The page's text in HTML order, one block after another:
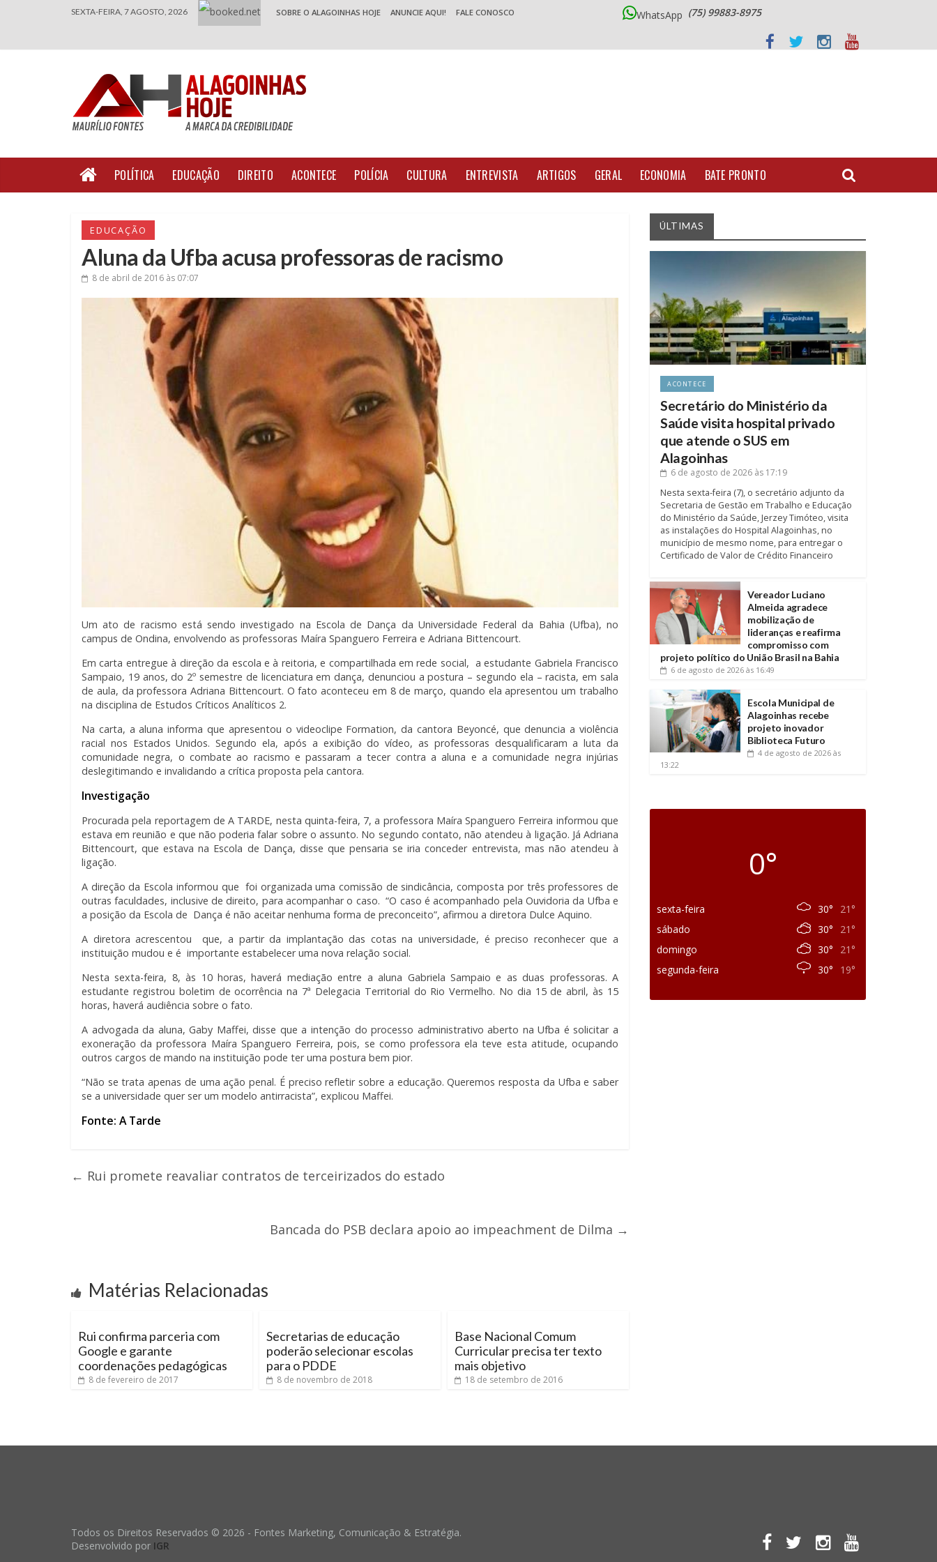
SEXTA-FEIRA, 7 AGOSTO, 2026 SOBRE O ALAGOINHAS HOJE ANUNCIE AQUI! FALE CONOSCO WhatsApp (75) 99883-8975
POLÍTICA EDUCAÇÃO DIREITO ACONTECE POLÍCIA CULTURA ENTREVISTA ARTIGOS GERAL ECONOMIA BATE PRONTO
EDUCAÇÃO
Aluna da Ufba acusa professoras de racismo
8 de abril de 2016 às 07:07
Um ato de racismo está sendo investigado na Escola de Dança da Universidade Federal da Bahia (Ufba), no
campus de Ondina, envolvendo as professoras Maíra Spanguero Ferreira e Adriana Bittencourt.
Em carta entregue à direção da escola e à reitoria, e compartilhada em rede social, a estudante Gabriela Francisco
Sampaio, 19 anos, do 2º semestre de licenciatura em dança, denunciou a postura – segundo ela – racista, em sala
de aula, da professora Adriana Bittencourt. O fato aconteceu em 8 de março, quando ela apresentou um trabalho
na disciplina de Estudos Críticos Analíticos 2.
Na carta, a aluna informa que apresentou o videoclipe Formation, da cantora Beyoncé, que denuncia a violência
racial nos Estados Unidos. Segundo ela, após a exibição do vídeo, as professoras desqualificaram a luta da
comunidade negra, o combate ao racismo e passaram a tecer contra a aluna e a comunidade negra injúrias
deslegitimando e invalidando a crítica proposta pela cantora.
Investigação
Procurada pela reportagem de A TARDE, nesta quinta-feira, 7, a professora Maíra Spanguero Ferreira informou que
estava em reunião e que não poderia falar sobre o assunto. No segundo contato, não atendeu à ligação. Já Adriana
Bittencourt, que estava na Escola de Dança, disse que pensaria se iria conceder entrevista, mas não atendeu à
ligação.
A direção da Escola informou que foi organizada uma comissão de sindicância, composta por três professores de
outras faculdades, inclusive de direito, para acompanhar o caso. “O caso é acompanhado pela Ouvidoria da Ufba e
a posição da Escola de Dança é não aceitar nenhuma forma de preconceito”, afirmou a diretora Dulce Aquino.
A diretora acrescentou que, a partir da implantação das cotas na universidade, é preciso reconhecer que a
instituição mudou e é importante estabelecer uma nova relação social.
Nesta sexta-feira, 8, às 10 horas, haverá mediação entre a aluna Gabriela Sampaio e as duas professoras. A
estudante registrou boletim de ocorrência na 7ª Delegacia Territorial do Rio Vermelho. No dia 15 de abril, às 15
horas, haverá audiência sobre o fato.
A advogada da aluna, Gaby Maffei, disse que a intenção do processo administrativo aberto na Ufba é solicitar a
exoneração da professora Maíra Spanguero Ferreira, pois, se como professora ela teve esta atitude, ocupando
outros cargos de mando na instituição pode ter uma postura bem pior.
“Não se trata apenas de uma ação penal. É preciso refletir sobre a educação. Queremos resposta da Ufba e saber
se a universidade quer ser um modelo antirracista”, explicou Maffei.
Fonte: A Tarde
← Rui promete reavaliar contratos de terceirizados do estado
Bancada do PSB declara apoio ao impeachment de Dilma →
Matérias Relacionadas
Rui confirma parceria com
Google e garante
coordenações pedagógicas
8 de fevereiro de 2017
Secretarias de educação
poderão selecionar escolas
para o PDDE
8 de novembro de 2018
Base Nacional Comum
Curricular precisa ter texto
mais objetivo
18 de setembro de 2016
ÚLTIMAS
ACONTECE
Secretário do Ministério da
Saúde visita hospital privado
que atende o SUS em
Alagoinhas
6 de agosto de 2026 às 17:19
Nesta sexta-feira (7), o secretário adjunto da
Secretaria de Gestão em Trabalho e Educação
do Ministério da Saúde, Jerzey Timóteo, visita
as instalações do Hospital Alagoinhas, no
município de mesmo nome, para entregar o
Certificado de Valor de Crédito Financeiro
Vereador Luciano
Almeida agradece
mobilização de
lideranças e reafirma
compromisso com
projeto político do União Brasil na Bahia
6 de agosto de 2026 às 16:49
Escola Municipal de
Alagoinhas recebe
projeto inovador
Biblioteca Futuro
4 de agosto de 2026 às
13:22
0°
sexta-feira 30°
21°
sábado
30°
21°
domingo
30°
21°
segunda-feira
30° 19°
Todos os Direitos Reservados © 2026 - Fontes Marketing, Comunicação & Estratégia.
Desenvolvido por IGR